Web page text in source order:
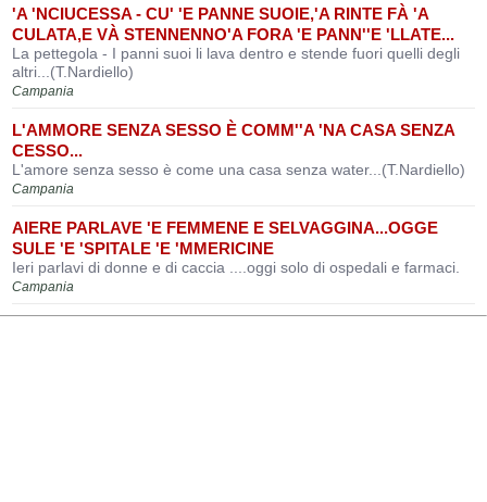
'A 'NCIUCESSA - CU' 'E PANNE SUOIE,'A RINTE FÀ 'A
CULATA,E VÀ STENNENNO'A FORA 'E PANN''E 'LLATE...
La pettegola - I panni suoi li lava dentro e stende fuori quelli degli
altri...(T.Nardiello)
Campania
L'AMMORE SENZA SESSO È COMM''A 'NA CASA SENZA
CESSO...
L'amore senza sesso è come una casa senza water...(T.Nardiello)
Campania
AIERE PARLAVE 'E FEMMENE E SELVAGGINA...OGGE
SULE 'E 'SPITALE 'E 'MMERICINE
Ieri parlavi di donne e di caccia ....oggi solo di ospedali e farmaci.
Campania